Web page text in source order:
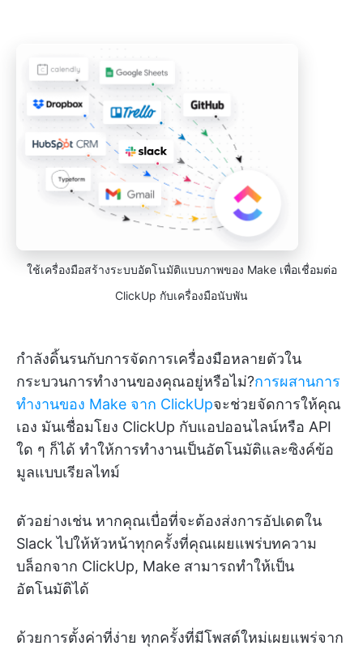
ใช้เครื่องมือสร้างระบบอัตโนมัติแบบภาพของ Make เพื่อเชื่อมต่อ
ClickUp กับเครื่องมือนับพัน
กำลังดิ้นรนกับการจัดการเครื่องมือหลายตัวใน
กระบวนการทำงานของคุณอยู่หรือไม่?การผสานการ
ทำงานของ Make จาก ClickUpจะช่วยจัดการให้คุณ
เอง มันเชื่อมโยง ClickUp กับแอปออนไลน์หรือ API
ใด ๆ ก็ได้ ทำให้การทำงานเป็นอัตโนมัติและซิงค์ข้อ
มูลแบบเรียลไทม์
ตัวอย่างเช่น หากคุณเบื่อที่จะต้องส่งการอัปเดตใน
Slack ไปให้หัวหน้าทุกครั้งที่คุณเผยแพร่บทความ
บล็อกจาก ClickUp, Make สามารถทำให้เป็น
อัตโนมัติได้
ด้วยการตั้งค่าที่ง่าย ทุกครั้งที่มีโพสต์ใหม่เผยแพร่จาก